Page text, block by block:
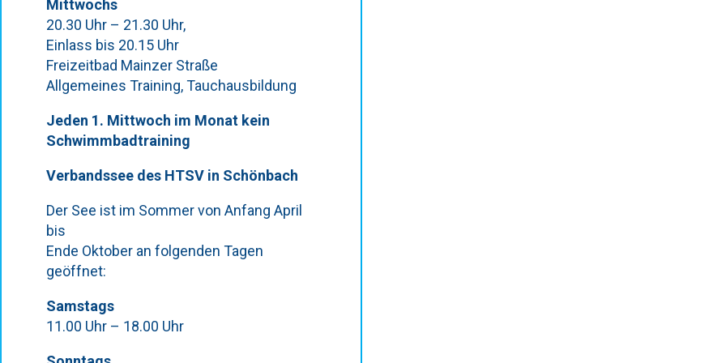
Mittwochs
20.30 Uhr – 21.30 Uhr,
Einlass bis 20.15 Uhr
Freizeitbad Mainzer Straße
Allgemeines Training, Tauchausbildung
Jeden 1. Mittwoch im Monat kein
Schwimmbadtraining
Verbandssee des HTSV in Schönbach
Der See ist im Sommer von Anfang April
bis
Ende Oktober an folgenden Tagen
geöffnet:
Samstags
11.00 Uhr – 18.00 Uhr